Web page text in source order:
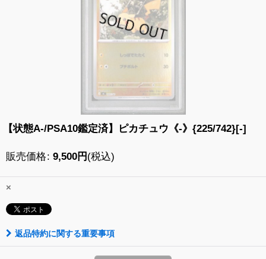
【状態A-/PSA10鑑定済】ピカチュウ《-》{225/742}[-]
販売価格: 9,500円 (税込)
×
返品特約に関する重要事項